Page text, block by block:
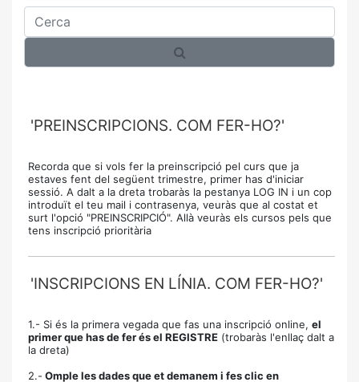
Cerca
'PREINSCRIPCIONS. COM FER-HO?'
Recorda que si vols fer la preinscripció pel curs que ja
estaves fent del següent trimestre, primer has d'iniciar
sessió. A dalt a la dreta trobaràs la pestanya LOG IN i un cop
introduït el teu mail i contrasenya, veuràs que al costat et
surt l'opció "PREINSCRIPCIÓ". Allà veuràs els cursos pels que
tens inscripció prioritària
'INSCRIPCIONS EN LÍNIA. COM FER-HO?'
1.- Si és la primera vegada que fas una inscripció online, el
primer que has de fer és el REGISTRE (trobaràs l'enllaç dalt a
la dreta)
2.- Omple les dades que et demanem i fes clic en